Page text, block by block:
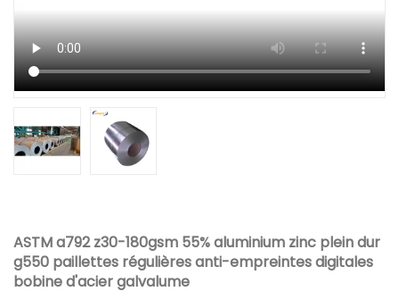
ASTM a792 z30-180gsm 55% aluminium zinc plein dur
g550 paillettes régulières anti-empreintes digitales
bobine d'acier galvalume